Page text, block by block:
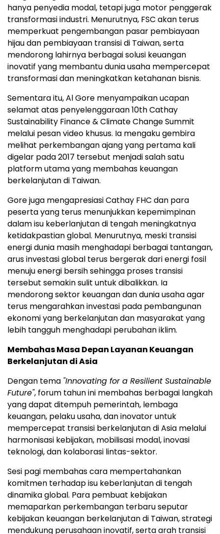
hanya penyedia modal, tetapi juga motor penggerak
transformasi industri. Menurutnya, FSC akan terus
memperkuat pengembangan pasar pembiayaan
hijau dan pembiayaan transisi di Taiwan, serta
mendorong lahirnya berbagai solusi keuangan
inovatif yang membantu dunia usaha mempercepat
transformasi dan meningkatkan ketahanan bisnis.
Sementara itu, Al Gore menyampaikan ucapan
selamat atas penyelenggaraan 10th Cathay
Sustainability Finance & Climate Change Summit
melalui pesan video khusus. Ia mengaku gembira
melihat perkembangan ajang yang pertama kali
digelar pada 2017 tersebut menjadi salah satu
platform utama yang membahas keuangan
berkelanjutan di Taiwan.
Gore juga mengapresiasi Cathay FHC dan para
peserta yang terus menunjukkan kepemimpinan
dalam isu keberlanjutan di tengah meningkatnya
ketidakpastian global. Menurutnya, meski transisi
energi dunia masih menghadapi berbagai tantangan,
arus investasi global terus bergerak dari energi fosil
menuju energi bersih sehingga proses transisi
tersebut semakin sulit untuk dibalikkan. Ia
mendorong sektor keuangan dan dunia usaha agar
terus mengarahkan investasi pada pembangunan
ekonomi yang berkelanjutan dan masyarakat yang
lebih tangguh menghadapi perubahan iklim.
Membahas Masa Depan Layanan Keuangan
Berkelanjutan di Asia
Dengan tema "Innovating for a Resilient Sustainable
Future", forum tahun ini membahas berbagai langkah
yang dapat ditempuh pemerintah, lembaga
keuangan, pelaku usaha, dan inovator untuk
mempercepat transisi berkelanjutan di Asia melalui
harmonisasi kebijakan, mobilisasi modal, inovasi
teknologi, dan kolaborasi lintas-sektor.
Sesi pagi membahas cara mempertahankan
komitmen terhadap isu keberlanjutan di tengah
dinamika global. Para pembuat kebijakan
memaparkan perkembangan terbaru seputar
kebijakan keuangan berkelanjutan di Taiwan, strategi
mendukung perusahaan inovatif, serta arah transisi